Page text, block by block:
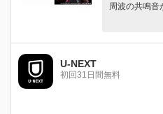
周波の共鳴音
U-NEXT
初回31日間無料